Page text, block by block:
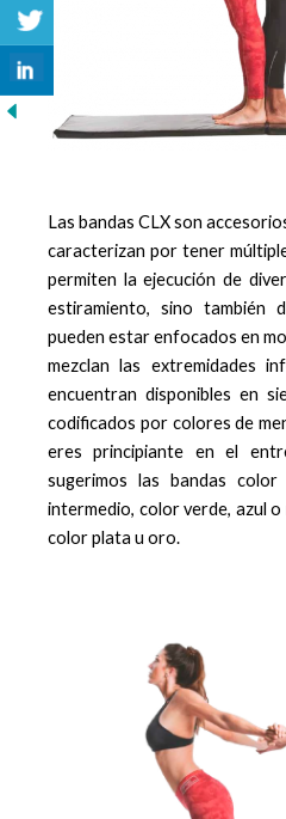
Las bandas CLX son
caracterizan por tener
permiten la ejecución de
estiramiento, sino también
pueden estar enfocados en
mezclan las extremidades
encuentran disponibles en
codificados por colores de
eres principiante en el
sugerimos las bandas
intermedio, color verde, azul
color plata u oro.